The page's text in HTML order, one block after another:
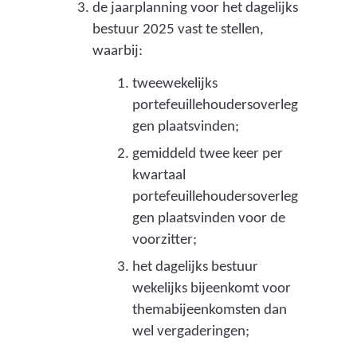
,
n
c
l
u
i
f
f
u
t
r
i
c
n
de jaarplanning voor het dagelijks
bestuur 2025 vast te stellen,
waarbij:
tweewekelijks
portefeuillehoudersoverleg
gen plaatsvinden;
gemiddeld twee keer per
kwartaal
portefeuillehoudersoverleg
gen plaatsvinden voor de
voorzitter;
het dagelijks bestuur
wekelijks bijeenkomt voor
themabijeenkomsten dan
wel vergaderingen;